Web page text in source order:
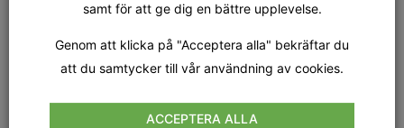
GUDSTJÄNST
SÖNDAG 16 AUGUSTI KL.18.00
Elfte söndagen efter trefaldighet
Karemo Musiker: Hans Lassbo
samt för att ge dig en bättre upplevelse.
Genom att klicka på "Acceptera alla" bekräftar du
att du samtycker till vår användning av cookies.
ACCEPTERA ALLA